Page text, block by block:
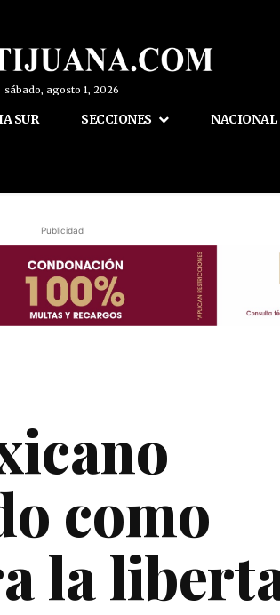
sábado, agosto 1, 2026
SUR SECCIONES NACIONAL
Publicidad
como
la